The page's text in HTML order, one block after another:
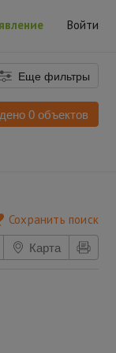
Войти
Еще фильтры
0 объектов
Сохранить поиск
Карта